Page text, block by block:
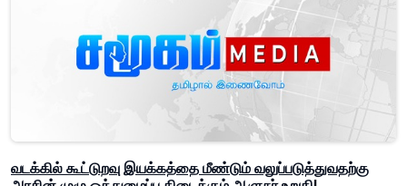
வடக்கில் கூட்டுறவு இயக்கத்தை மீண்டும் வலுப்படுத்துவதற்கு